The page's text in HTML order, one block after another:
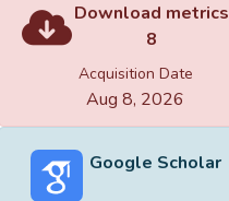
Download metrics
8
Acquisition Date
Aug 8, 2026
Google Scholar